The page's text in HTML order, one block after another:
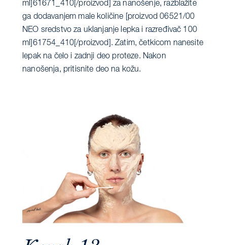
ml]61671_410[/proizvod] za nanošenje, razblažite
ga dodavanjem male količine [proizvod 06521/00
NEO sredstvo za uklanjanje lepka i razređivač 100
ml]61754_410[/proizvod]. Zatim, četkicom nanesite
lepak na čelo i zadnji deo proteze. Nakon
nanošenja, pritisnite deo na kožu.